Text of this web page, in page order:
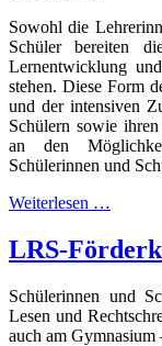
Sowohl die
Schüler bereiten
Lernentwicklung
stehen. Diese Form
und der intensiven
Schülern sowie
an den
Schülerinnen und
Weiterlesen …
LRS-
Schülerinnen und
Lesen und
auch am